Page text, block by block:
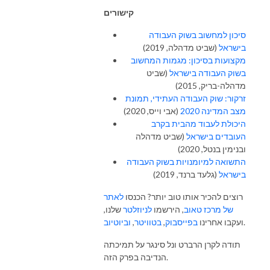
קישורים
סיכון למחשוב בשוק העבודה
בישראל (שביט מדהלה, 2019)
מקצועות בסיכון: מגמות המחשוב
בשוק העבודה בישראל (שביט
מדהלה-בריק, 2015)
זרקור: שוק העבודה העתידי, תמונת
מצב המדינה 2020
(אבי וייס, 2020)
היכולת לעבוד מהבית בקרב
העובדים בישראל (שביט מדהלה
ובנימין בנטל, 2020)
התשואה למיומנויות בשוק העבודה
בישראל (גלעד ברנד, 2019)
רוצים להכיר אותו טוב יותר? הכנסו לאתר
של מרכז טאוב, הירשמו לניוזלטרשלנו,
ועקבו אחרינו בפייסבוק,בטוויטר, וביוטיוב .
תודה לקרן הרברט ונל סינגר על תמיכתה
הנדיבה בפרק הזה.